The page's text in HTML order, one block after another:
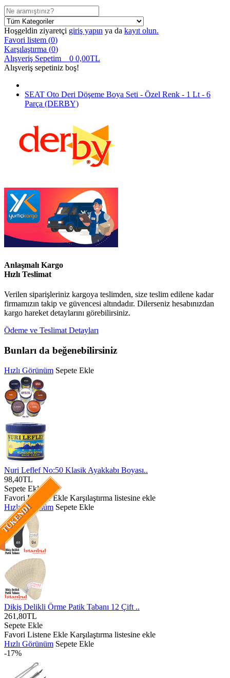
Hoşgeldin ziyaretçi giriş yapın ya da kayıt olun.
Favori listem (0)
Karşılaştırma (0)
Alışveriş Sepetim
0 0,00TL
Alışveriş sepetiniz boş!
SEAT Oto Deri Döşeme Boya Seti - Özel Renk - 1 Lt - 6
Parça (DERBY)
Anlaşmalı Kargo
Hızlı Teslimat
Verilen siparişleriniz kargoya teslimden, size teslim edilene kadar
firmamızın takip ve güvencesi altındadır. Dilerseniz hesabınızdan
kargo hareket detaylarını görebilirsiniz.
Ödeme ve Teslimat Detayları
Bunları da beğenebilirsiniz
Hızlı Görünüm Sepete Ekle
Nuri Leflef No:50 Klasik Ayakkabı Boyası..
98,40TL
Sepete Ekle
Favori Listene Ekle Karşılaştırma listesine ekle
TÜKENDI
Hızlı Görünüm Sepete Ekle
Dikiş Delikli Örme Patik Tabanı 12 Çift ..
261,80TL
Sepete Ekle
Favori Listene Ekle Karşılaştırma listesine ekle
Hızlı Görünüm Sepete Ekle
-17%